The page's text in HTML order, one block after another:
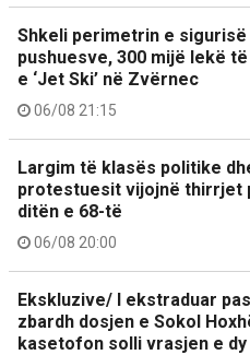
Shkeli perimetrin e
pushuesve, 300 mijë lekë
e ‘Jet Ski’ në Zvërnec
06/08 21:15
Largim të klasës politike
protestuesit vijojnë thirrjet
ditën e 68-të
06/08 20:00
Ekskluzive/ I ekstraduar
zbardh dosjen e Sokol
kasetofon solli vrasjen e